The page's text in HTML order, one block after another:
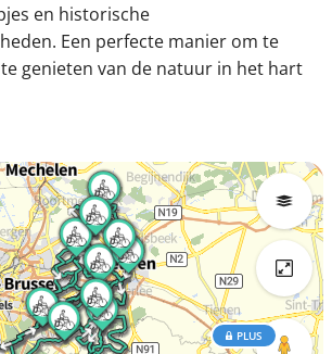
en historische
Een perfecte manier om te
genieten van de natuur in het hart
PLUS